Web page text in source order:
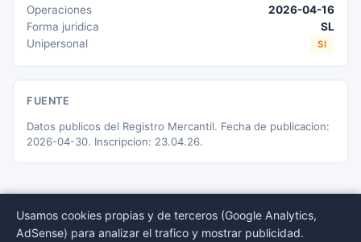
Operaciones
2026-04-16
Forma juridica
SL
Unipersonal
SI
FUENTE
Datos publicos del Registro Mercantil. Fecha de publicacion:
2026-04-30. Inscripcion: 23.04.26.
Usamos cookies propias y de terceros (Google Analytics,
AdSense) para analizar el trafico y mostrar publicidad.